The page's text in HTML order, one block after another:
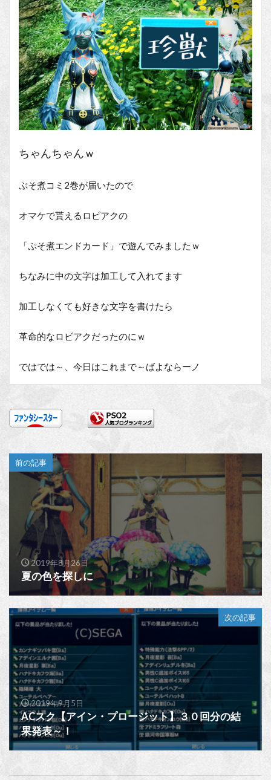
ちゃんちゃんｗ
ぷそ煮コミ2巻が届いたので
オマケで貰えるロビアクの
「ぷそ煮エンドカード」で遊んでみましたｗ
ちなみに中の文字は加工して入れてます
加工しなくても好きな文字を書けたら
革命的なロビアクだったのにｗ
ではでは～、今日はこれまで～ばよならーノ
前の記事
2019年8月26日
夏の色を探しに
次の記事
2019年9月5日
ACスク【アイン・プロージット】３０回分の結
果発表～！